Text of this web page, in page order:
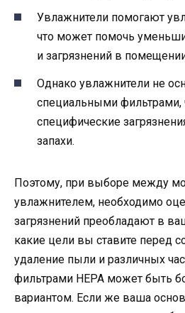
Увлажнители помогают
что может помочь
и загрязнений в
Однако увлажнители не
специальными фильтрами,
специфические
запахи.
Поэтому, при выборе между
увлажнителем, необходимо
загрязнений преобладают в
какие цели вы ставите перед
удаление пыли и различных
фильтрами HEPA может быть
вариантом. Если же ваша